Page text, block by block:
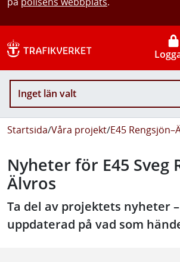
Inget län valt
Startsida/Våra projekt/E45
Nyheter för E45 Sveg
Älvros
Ta del av projektets nyheter
uppdaterad på vad som